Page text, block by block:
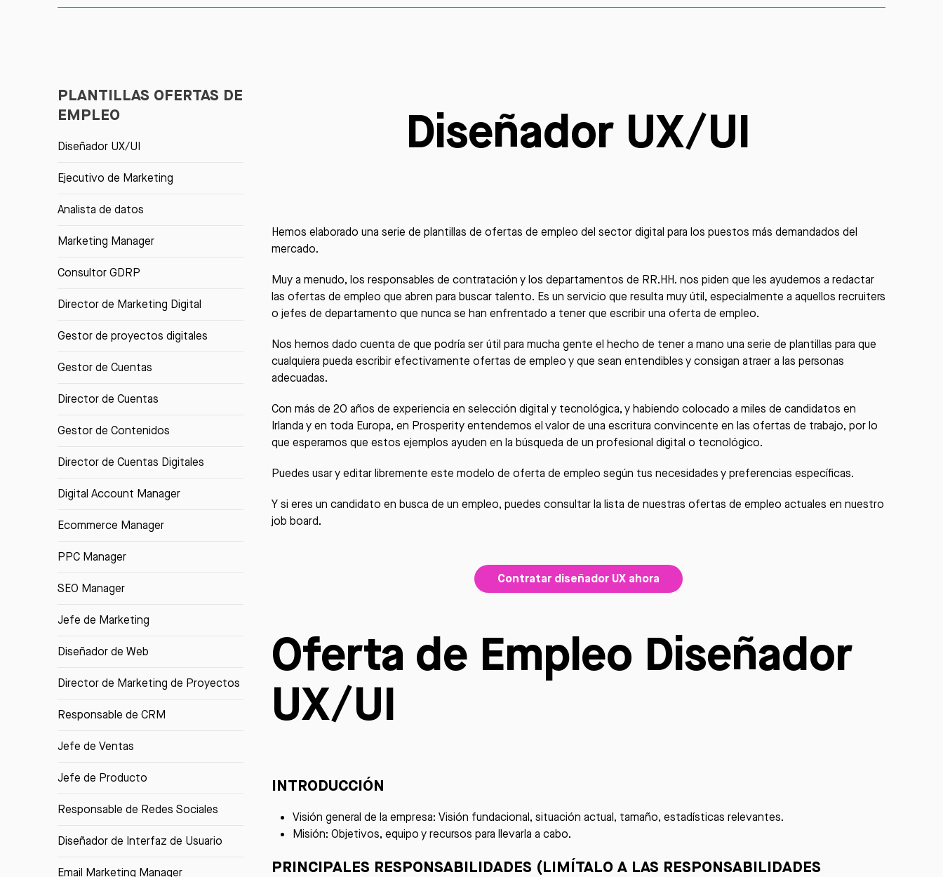
PLANTILLAS OFERTAS DE
EMPLEO
Diseñador UX/UI
Ejecutivo de Marketing
Analista de datos
Marketing Manager
Consultor GDRP
Director de Marketing Digital
Gestor de proyectos digitales
Gestor de Cuentas
Director de Cuentas
Gestor de Contenidos
Director de Cuentas Digitales
Digital Account Manager
Ecommerce Manager
PPC Manager
SEO Manager
Jefe de Marketing
Diseñador de Web
Director de Marketing de Proyectos
Responsable de CRM
Jefe de Ventas
Jefe de Producto
Responsable de Redes Sociales
Diseñador de Interfaz de Usuario
Email Marketing Manager
Diseñador UX/UI
Hemos elaborado una serie de plantillas de ofertas de empleo del sector digital para los puestos más demandados del
mercado.
Muy a menudo, los responsables de contratación y los departamentos de RR.HH. nos piden que les ayudemos a redactar
las ofertas de empleo que abren para buscar talento. Es un servicio que resulta muy útil, especialmente a aquellos recruiters
o jefes de departamento que nunca se han enfrentado a tener que escribir una oferta de empleo.
Nos hemos dado cuenta de que podría ser útil para mucha gente el hecho de tener a mano una serie de plantillas para que
cualquiera pueda escribir efectivamente ofertas de empleo y que sean entendibles y consigan atraer a las personas
adecuadas.
Con más de 20 años de experiencia en selección digital y tecnológica, y habiendo colocado a miles de candidatos en
Irlanda y en toda Europa, en Prosperityentendemos el valor de una escritura convincente en las ofertas de trabajo, por lo
que esperamos que estos ejemplos ayuden en la búsqueda de un profesional digital o tecnológico.
Puedes usar y editar libremente este modelo de oferta de empleo según tus necesidades y preferencias específicas.
Y si eres un candidato en busca de un empleo, puedes consultar la lista de nuestras ofertas de empleo actuales en nuestro
job board.
Contratar diseñador UX ahora
Oferta de Empleo Diseñador
UX/UI
INTRODUCCIÓN
Visión general de la empresa: Visión fundacional, situación actual, tamaño, estadísticas relevantes.
Misión: Objetivos, equipo y recursos para llevarla a cabo.
PRINCIPALES RESPONSABILIDADES (LIMÍTALO A LAS RESPONSABILIDADES